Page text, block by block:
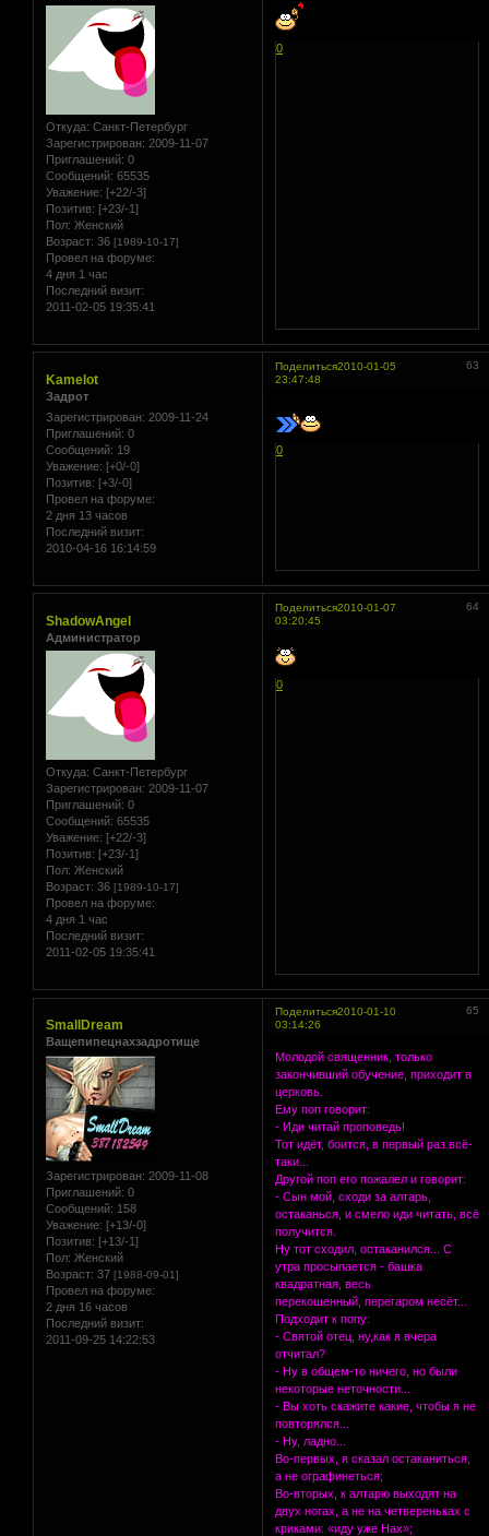
Откуда: Санкт-Петербург
Зарегистрирован: 2009-11-07
Приглашений: 0
Сообщений: 65535
Уважение: [+22/-3]
Позитив: [+23/-1]
Пол: Женский
Возраст: 36 [1989-10-17]
Провел на форуме:
4 дня 1 час
Последний визит:
2011-02-05 19:35:41
0
Поделиться 63
2010-01-05
23:47:48
Kamelot
Задрот
Зарегистрирован: 2009-11-24
Приглашений: 0
Сообщений: 19
Уважение: [+0/-0]
Позитив: [+3/-0]
Провел на форуме:
2 дня 13 часов
Последний визит:
2010-04-16 16:14:59
0
Поделиться 64
2010-01-07
03:20:45
ShadowAngel
Администратор
Откуда: Санкт-Петербург
Зарегистрирован: 2009-11-07
Приглашений: 0
Сообщений: 65535
Уважение: [+22/-3]
Позитив: [+23/-1]
Пол: Женский
Возраст: 36 [1989-10-17]
Провел на форуме:
4 дня 1 час
Последний визит:
2011-02-05 19:35:41
0
Поделиться 65
2010-01-10
03:14:26
SmallDream
Ващепипецнахзадротище
Зарегистрирован: 2009-11-08
Приглашений: 0
Сообщений: 158
Уважение: [+13/-0]
Позитив: [+13/-1]
Пол: Женский
Возраст: 37 [1988-09-01]
Провел на форуме:
2 дня 16 часов
Последний визит:
2011-09-25 14:22:53
Молодой священник, только
закончивший обучение, приходит в
церковь.
Ему поп говорит:
- Иди читай проповедь!
Тот идёт, боится, в первый раз всё-
таки...
Другой поп его пожалел и говорит:
- Сын мой, сходи за алтарь,
остаканься, и смело иди читать, всё
получится.
Ну тот сходил, остаканился... С
утра просыпается - башка
квадратная, весь
перекошенный, перегаром несёт...
Подходит к попу:
- Святой отец, ну,как я вчера
отчитал?
- Ну в общем-то ничего, но были
некоторые неточности...
- Вы хоть скажите какие, чтобы я не
повторялся...
- Ну, ладно...
Во-первых, я сказал остаканиться,
а не ографинеться;
Во-вторых, к алтарю выходят на
двух ногах, а не на четвереньках с
криками: «иду уже Hах»;